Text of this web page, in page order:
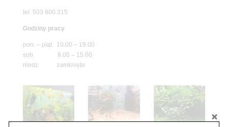
tel. 503 900 215
Godziny pracy
pon. – piąt. 10.00 – 19.00
sob. 8.00 – 15.00
niedz. zamknięte